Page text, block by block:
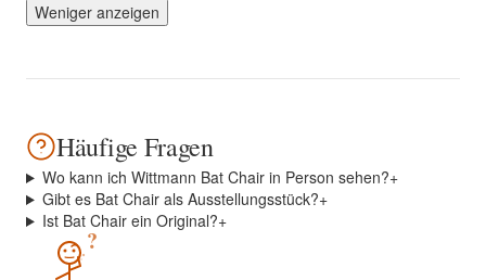
Weniger anzeigen
Häufige Fragen
Wo kann ich Wittmann Bat Chair in Person sehen?+
Gibt es Bat Chair als Ausstellungsstück?+
Ist Bat Chair ein Original?+
?